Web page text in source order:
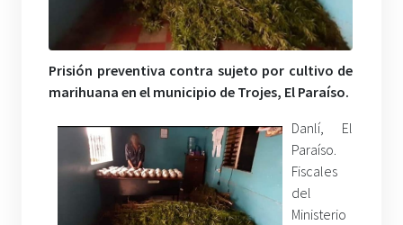
Prisión preventiva contra sujeto por cultivo de
marihuana en el municipio de Trojes, El Paraíso.
Danlí, El
Paraíso.
Fiscales
del
Ministerio